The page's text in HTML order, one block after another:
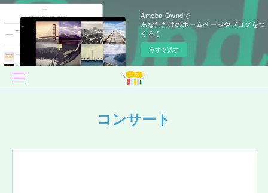
Ameba Owndで
あなただけのホームページやブログをつ
くろう
今すぐ試す
コンサート